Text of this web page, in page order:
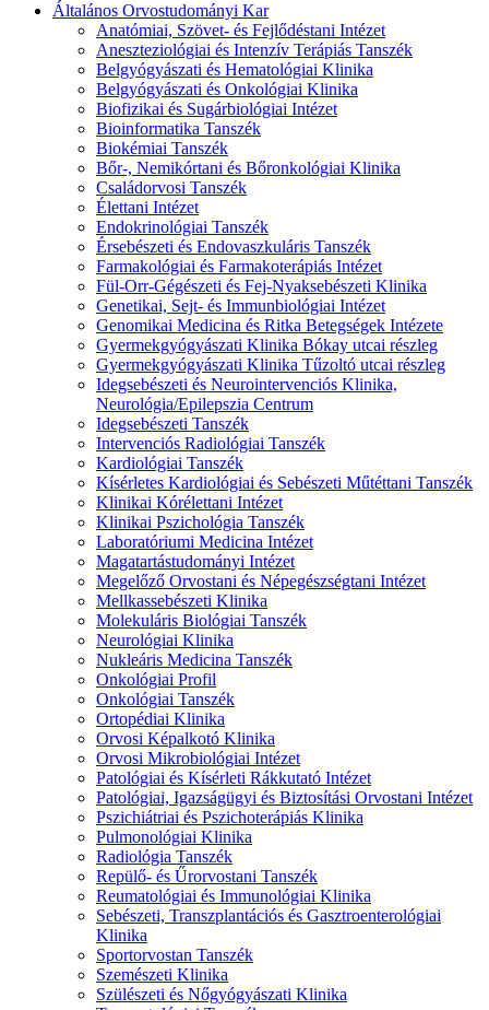
Általános Orvostudományi Kar
Anatómiai, Szövet- és Fejlődéstani Intézet
Aneszteziológiai és Intenzív Terápiás Tanszék
Belgyógyászati és Hematológiai Klinika
Belgyógyászati és Onkológiai Klinika
Biofizikai és Sugárbiológiai Intézet
Bioinformatika Tanszék
Biokémiai Tanszék
Bőr-, Nemikórtani és Bőronkológiai Klinika
Családorvosi Tanszék
Élettani Intézet
Endokrinológiai Tanszék
Érsebészeti és Endovaszkuláris Tanszék
Farmakológiai és Farmakoterápiás Intézet
Fül-Orr-Gégészeti és Fej-Nyaksebészeti Klinika
Genetikai, Sejt- és Immunbiológiai Intézet
Genomikai Medicina és Ritka Betegségek Intézete
Gyermekgyógyászati Klinika Bókay utcai részleg
Gyermekgyógyászati Klinika Tűzoltó utcai részleg
Idegsebészeti és Neurointervenciós Klinika,
Neurológia/Epilepszia Centrum
Idegsebészeti Tanszék
Intervenciós Radiológiai Tanszék
Kardiológiai Tanszék
Kísérletes Kardiológiai és Sebészeti Műtéttani Tanszék
Klinikai Kórélettani Intézet
Klinikai Pszichológia Tanszék
Laboratóriumi Medicina Intézet
Magatartástudományi Intézet
Megelőző Orvostani és Népegészségtani Intézet
Mellkassebészeti Klinika
Molekuláris Biológiai Tanszék
Neurológiai Klinika
Nukleáris Medicina Tanszék
Onkológiai Profil
Onkológiai Tanszék
Ortopédiai Klinika
Orvosi Képalkotó Klinika
Orvosi Mikrobiológiai Intézet
Patológiai és Kísérleti Rákkutató Intézet
Patológiai, Igazságügyi és Biztosítási Orvostani Intézet
Pszichiátriai és Pszichoterápiás Klinika
Pulmonológiai Klinika
Radiológia Tanszék
Repülő- és Űrorvostani Tanszék
Reumatológiai és Immunológiai Klinika
Sebészeti, Transzplantációs és Gasztroenterológiai
Klinika
Sportorvostan Tanszék
Szemészeti Klinika
Szülészeti és Nőgyógyászati Klinika